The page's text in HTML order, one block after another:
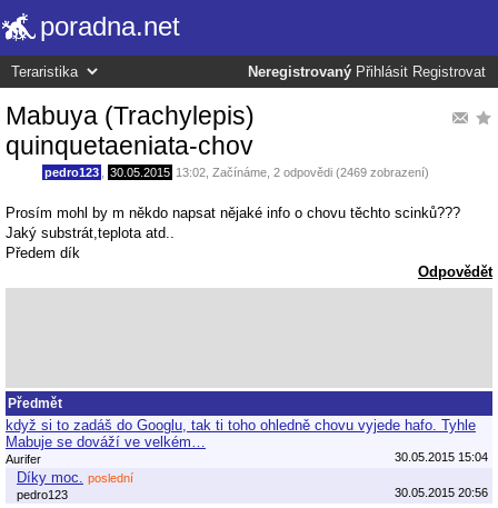
poradna.net
Neregistrovaný Přihlásit Registrovat
Mabuya (Trachylepis)
quinquetaeniata-chov
pedro123 30.05.2015 13:02 Začínáme , 2 odpovědi (2469 zobrazení)
Prosím mohl by m někdo napsat nějaké info o chovu těchto scinků???
Jaký substrát,teplota atd..
Předem dík
Odpovědět
Předmět
když si to zadáš do Googlu, tak ti toho ohledně chovu vyjede hafo. Tyhle
Mabuje se dováží ve velkém…
Aurifer 30.05.2015 15:04
Díky moc.
poslední
pedro123
30.05.2015 20:56